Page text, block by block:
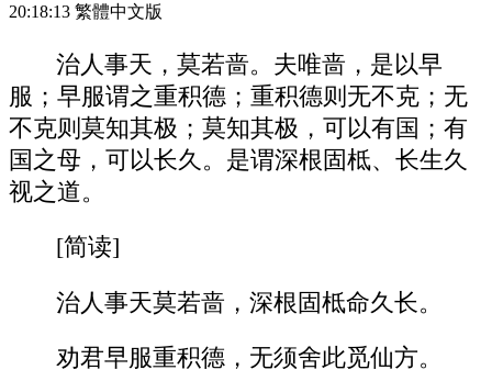
20:18:13 繁體中文版
治人事天，莫若啬。夫唯啬，是以早
服；早服谓之重积德；重积德则无不克；无
不克则莫知其极；莫知其极，可以有国；有
国之母，可以长久。是谓深根固柢、长生久
视之道。
[简读]
治人事天莫若啬，深根固柢命久长。
劝君早服重积德，无须舍此觅仙方。